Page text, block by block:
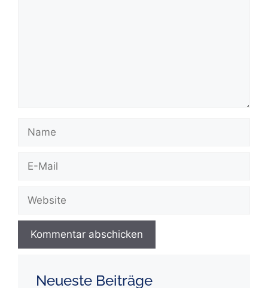
Mail
Neueste Beiträge